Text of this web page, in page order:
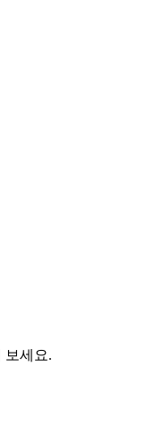
보세요.